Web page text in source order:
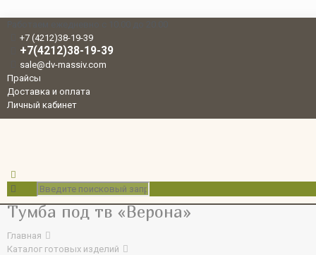
+7 (4212)38-19-39
+7(4212)38-19-39
sale@dv-massiv.com
Прайсы
Доставка и оплата
Личный кабинет
Тумба под тв «Верона»
Главная
Каталог готовых изделий